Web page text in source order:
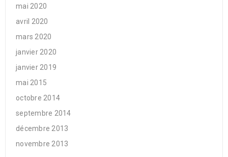
mai 2020
avril 2020
mars 2020
janvier 2020
janvier 2019
mai 2015
octobre 2014
septembre 2014
décembre 2013
novembre 2013